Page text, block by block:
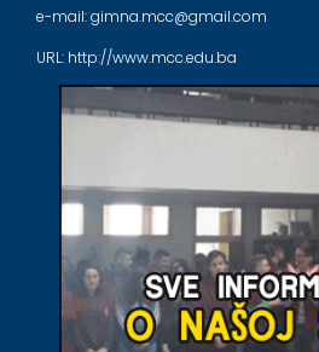
e-mail: gimna.mcc@gmail.com
URL: http://www.mcc.edu.ba